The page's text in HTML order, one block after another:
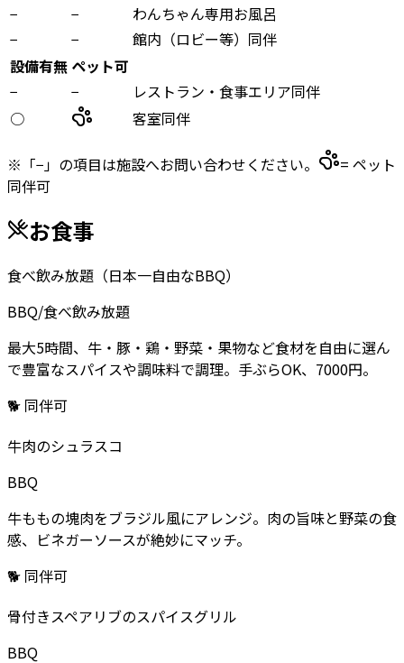
−
−
わんちゃん専用お風呂
−
−
館内（ロビー等）同伴
設備有無 ペット可
−
−
レストラン・食事エリア同伴
○
客室同伴
※「−」の項目は施設へお問い合わせください。
= ペット
同伴可
お食事
食べ飲み放題（日本一自由なBBQ）
BBQ/食べ飲み放題
最大5時間、牛・豚・鶏・野菜・果物など食材を自由に選ん
で豊富なスパイスや調味料で調理。手ぶらOK、7000円。
🐕 同伴可
牛肉のシュラスコ
BBQ
牛ももの塊肉をブラジル風にアレンジ。肉の旨味と野菜の食
感、ビネガーソースが絶妙にマッチ。
🐕 同伴可
骨付きスペアリブのスパイスグリル
BBQ